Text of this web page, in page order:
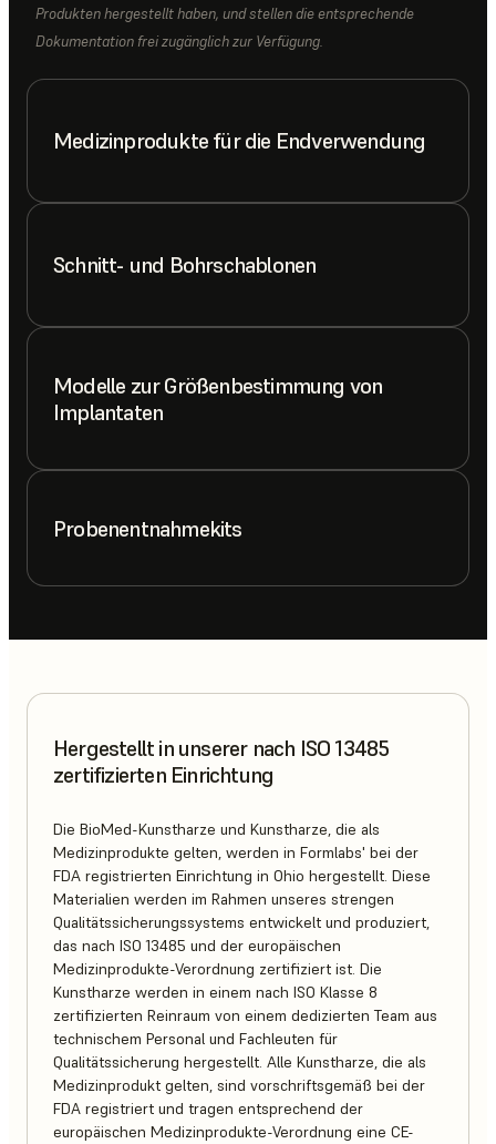
Produkten hergestellt haben, und stellen die entsprechende
Dokumentation frei zugänglich zur Verfügung.
Medizinprodukte für die Endverwendung
Schnitt- und Bohrschablonen
Modelle zur Größenbestimmung von
Implantaten
Probenentnahmekits
Hergestellt in unserer nach ISO 13485
zertifizierten Einrichtung
Die BioMed-Kunstharze und Kunstharze, die als
Medizinprodukte gelten, werden in Formlabs' bei der
FDA registrierten Einrichtung in Ohio hergestellt. Diese
Materialien werden im Rahmen unseres strengen
Qualitätssicherungssystems entwickelt und produziert,
das nach ISO 13485 und der europäischen
Medizinprodukte-Verordnung zertifiziert ist. Die
Kunstharze werden in einem nach ISO Klasse 8
zertifizierten Reinraum von einem dedizierten Team aus
technischem Personal und Fachleuten für
Qualitätssicherung hergestellt. Alle Kunstharze, die als
Medizinprodukt gelten, sind vorschriftsgemäß bei der
FDA registriert und tragen entsprechend der
europäischen Medizinprodukte-Verordnung eine CE-